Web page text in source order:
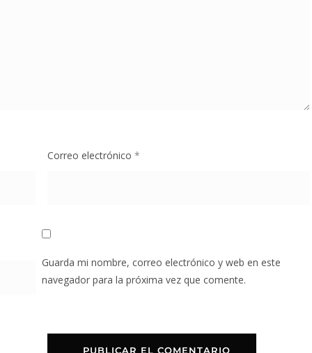
Correo electrónico *
Guarda mi nombre, correo electrónico y web en este
navegador para la próxima vez que comente.